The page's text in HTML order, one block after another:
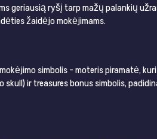
ryšį tarp mažų palankių
žaidėjo mokėjimams.
simbolis – moteris piramatė,
ir treasures bonus simbolis,